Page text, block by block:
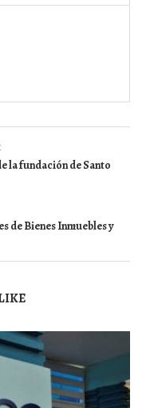
la fundación de Santo
de Bienes Inmuebles y